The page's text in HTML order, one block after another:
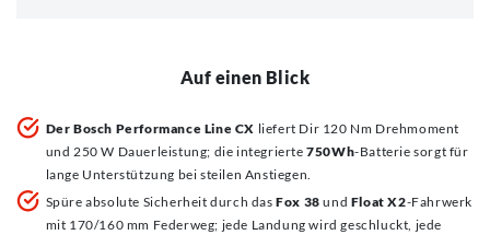
Auf einen Blick
Der Bosch Performance Line CX liefert Dir 120 Nm Drehmoment
und 250 W Dauerleistung; die integrierte750Wh-Batterie sorgt für
lange Unterstützung bei steilen Anstiegen.
Spüre absolute Sicherheit durch dasFox 38 und Float X2-Fahrwerk
mit 170/160 mm Federweg; jede Landung wird geschluckt, jede